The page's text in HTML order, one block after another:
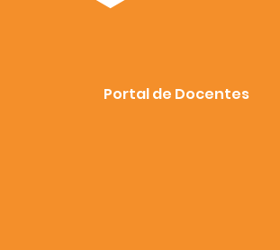
Portal de Docentes